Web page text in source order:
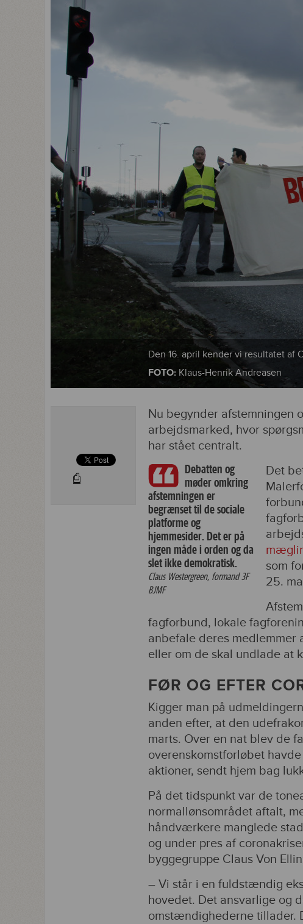
Den 16. april kender vi resultatet af
FOTO: Klaus-Henrik Andreasen
⎙
Nu begynder afstemningen
arbejdsmarked, hvor
har stået centralt.
Debatten og
møder omkring
afstemningen er
begrænset til de sociale
platforme og
hjemmesider. Det er på
ingen måde i orden og da
slet ikke demokratisk.
Claus Westergreen, formand 3F
BJMF
Det
som
25.
fagforbund, lokale
anbefale deres medlemmer
eller om de skal undlade at
FØR OG EFTER
Kigger man på
anden efter, at den
marts. Over en nat blev de
overenskomstforløbet
aktioner, sendt hjem bag
På det tidspunkt var de
normallønsområdet aftalt,
håndværkere manglede
og under pres af
byggegruppe Claus Von
– Vi står i en fuldstændig
hovedet. Det ansvarlige og
omstændighederne tillader.